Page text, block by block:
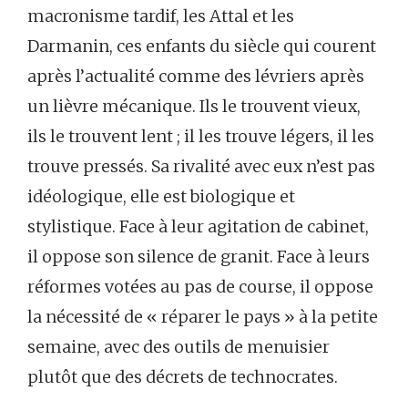
macronisme tardif, les Attal et les
Darmanin, ces enfants du siècle qui courent
après l’actualité comme des lévriers après
un lièvre mécanique. Ils le trouvent vieux,
ils le trouvent lent ; il les trouve légers, il les
trouve pressés. Sa rivalité avec eux n’est pas
idéologique, elle est biologique et
stylistique. Face à leur agitation de cabinet,
il oppose son silence de granit. Face à leurs
réformes votées au pas de course, il oppose
la nécessité de « réparer le pays » à la petite
semaine, avec des outils de menuisier
plutôt que des décrets de technocrates.